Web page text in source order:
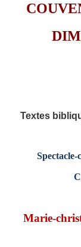
Textes
Spectacle-
Marie-